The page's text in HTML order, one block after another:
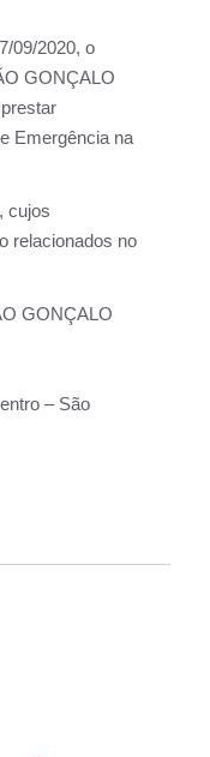
09/2020, o
GONÇALO
Emergência na
cujos
relacionados no
GONÇALO
– São